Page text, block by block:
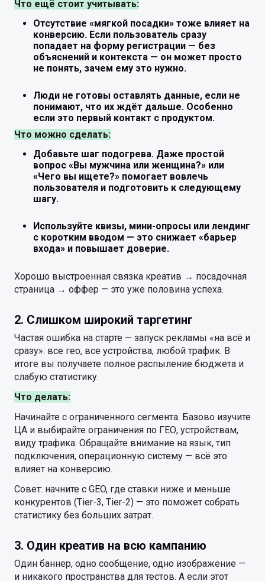
Что ещё стоит учитывать:
Отсутствие «мягкой посадки» тоже влияет на
конверсию. Если пользователь сразу
попадает на форму регистрации — без
объяснений и контекста — он может просто
не понять, зачем ему это нужно.
Люди не готовы оставлять данные, если не
понимают, что их ждёт дальше. Особенно
если это первый контакт с продуктом.
Что можно сделать:
Добавьте шаг подогрева. Даже простой
вопрос «Вы мужчина или женщина?» или
«Чего вы ищете?» помогает вовлечь
пользователя и подготовить к следующему
шагу.
Используйте квизы, мини-опросы или лендинг
с коротким вводом — это снижает «барьер
входа» и повышает доверие.
Хорошо выстроенная связка креатив → посадочная
страница → оффер — это уже половина успеха.
2. Слишком широкий таргетинг
Частая ошибка на старте — запуск рекламы «на всё и
сразу»: все гео, все устройства, любой трафик. В
итоге вы получаете полное распыление бюджета и
слабую статистику.
Что делать:
Начинайте с ограниченного сегмента. Базово изучите
ЦА и выбирайте ограничения по ГЕО, устройствам,
виду трафика. Обращайте внимание на язык, тип
подключения, операционную систему — всё это
влияет на конверсию.
Совет: начните с GEO, где ставки ниже и меньше
конкурентов (Tier-3, Tier-2) — это поможет собрать
статистику без больших затрат.
3. Один креатив на всю кампанию
Один баннер, одно сообщение, одно изображение —
и никакого пространства для тестов. А если этот